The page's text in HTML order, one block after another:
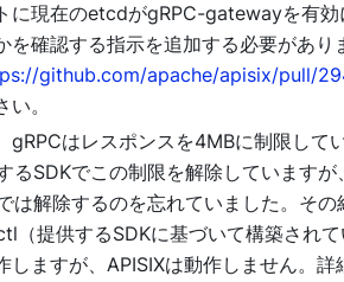
に現在のetcdがgRPC-gatewayを有効
を確認する指示を追加する必要があり
github.com/apache/apisix/pull/
。
gRPCはレスポンスを4MBに制限して
るSDKでこの制限を解除していますが
は解除するのを忘れていました。その
（提供するSDKに基づいて構築され
しますが、APISIXは動作しません。詳